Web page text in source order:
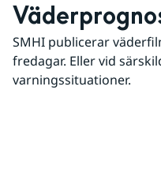
SMHI publicerar
fredagar. Eller vid
varningssituationer.